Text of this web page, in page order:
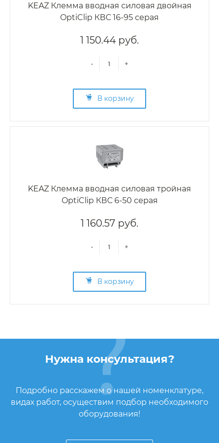
KEAZ Клемма вводная силовая двойная
OptiClip КВС 16-95 серая
1 150.44 руб.
- +
В корзину
KEAZ Клемма вводная силовая тройная
OptiClip КВС 6-50 серая
1 160.57 руб.
- +
В корзину
Нужна консультация?
Подробно расскажем о нашей номенклатуре,
видах работ, осуществим подбор необходимого
оборудования!